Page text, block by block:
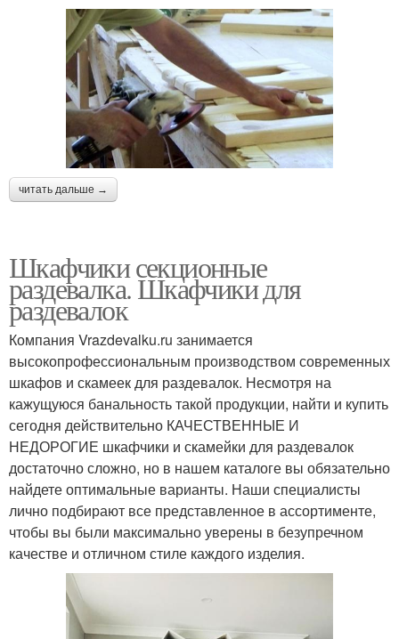
читать дальше →
Шкафчики секционные
раздевалка. Шкафчики для
раздевалок
Компания Vrazdevalku.ru занимается
высокопрофессиональным производством современных
шкафов и скамеек для раздевалок. Несмотря на
кажущуюся банальность такой продукции, найти и купить
сегодня действительно КАЧЕСТВЕННЫЕ И
НЕДОРОГИЕ шкафчики и скамейки для раздевалок
достаточно сложно, но в нашем каталоге вы обязательно
найдете оптимальные варианты. Наши специалисты
лично подбирают все представленное в ассортименте,
чтобы вы были максимально уверены в безупречном
качестве и отличном стиле каждого изделия.